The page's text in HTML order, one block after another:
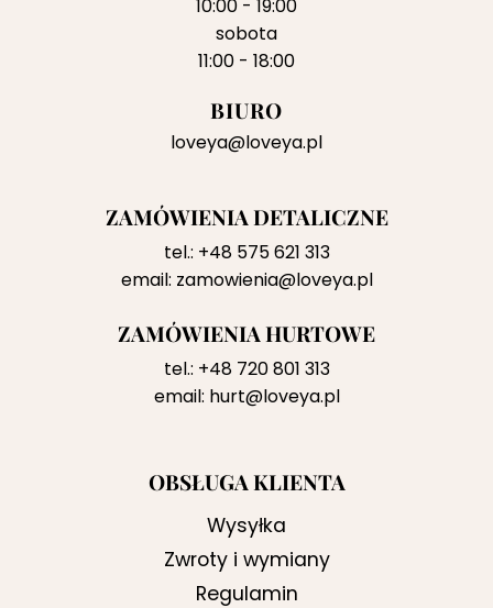
10:00 - 19:00
sobota
11:00 - 18:00
BIURO
loveya@loveya.pl
ZAMÓWIENIA DETALICZNE
tel.: +48 575 621 313
email: zamowienia@loveya.pl
ZAMÓWIENIA HURTOWE
tel.: +48 720 801 313
email: hurt@loveya.pl
OBSŁUGA KLIENTA
Wysyłka
Zwroty i wymiany
Regulamin